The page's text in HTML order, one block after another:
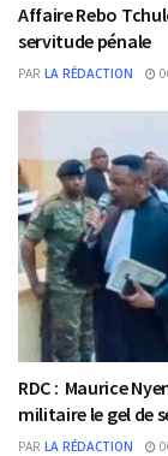
Affaire Rebo
servitude pénale
PAR LA RÉDACTION
RDC : Maurice
militaire le gel de
PAR LA RÉDACTION